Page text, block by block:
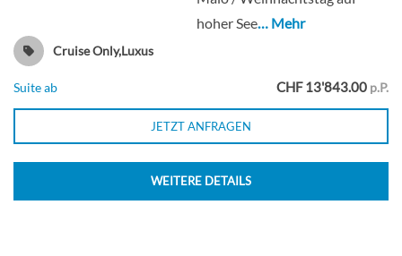
hoher See… Mehr
Cruise Only,Luxus
Suite ab CHF 13'843.00 p.P.
JETZT ANFRAGEN
WEITERE DETAILS